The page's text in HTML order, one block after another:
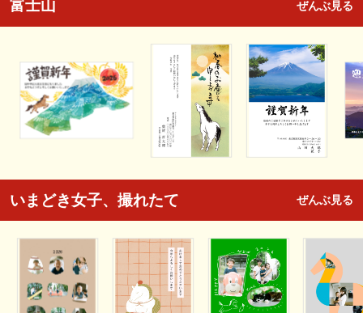
富士山 ぜんぶ見る
いまどき女子、撮れたて ぜんぶ見る